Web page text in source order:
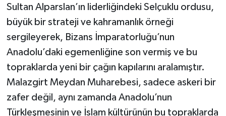
Sultan Alparslan’ın liderliğindeki Selçuklu ordusu,
büyük bir strateji ve kahramanlık örneği
sergileyerek, Bizans İmparatorluğu’nun
Anadolu’daki egemenliğine son vermiş ve bu
topraklarda yeni bir çağın kapılarını aralamıştır.
Malazgirt Meydan Muharebesi, sadece askeri bir
zafer değil, aynı zamanda Anadolu’nun
Türkleşmesinin ve İslam kültürünün bu topraklarda